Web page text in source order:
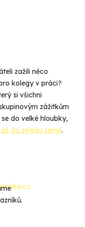
zažili něco
kolegy v práci?
si všichni
zážitkům
do velké hloubky,
do středu země.